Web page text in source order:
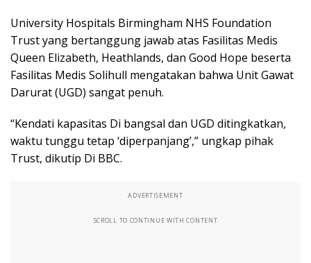
University Hospitals Birmingham NHS Foundation
Trust yang bertanggung jawab atas Fasilitas Medis
Queen Elizabeth, Heathlands, dan Good Hope beserta
Fasilitas Medis Solihull mengatakan bahwa Unit Gawat
Darurat (UGD) sangat penuh.
“Kendati kapasitas Di bangsal dan UGD ditingkatkan,
waktu tunggu tetap ‘diperpanjang’,” ungkap pihak
Trust, dikutip Di BBC.
ADVERTISEMENT
SCROLL TO CONTINUE WITH CONTENT